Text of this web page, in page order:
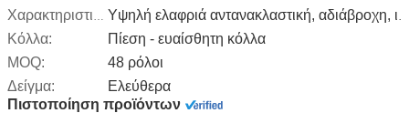
Χαρακτηριστικό γνώρισμα: Υψηλή ελαφριά αντανακλαστική, αδιάβροχη, ισχυρή κόλλα
Κόλλα:
Πίεση - ευαίσθητη κόλλα
MOQ:
48 ρόλοι
Δείγμα:
Ελεύθερα
Πιστοποίηση προϊόντων